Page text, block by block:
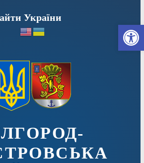
України